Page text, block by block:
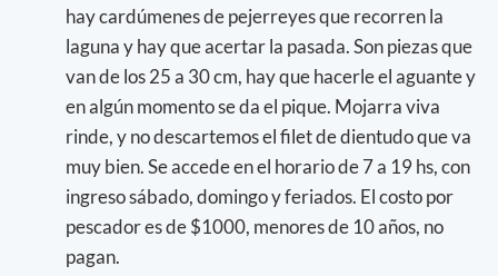
hay cardúmenes de pejerreyes que recorren la
laguna y hay que acertar la pasada. Son piezas que
van de los 25 a 30 cm, hay que hacerle el aguante y
en algún momento se da el pique. Mojarra viva
rinde, y no descartemos el filet de dientudo que va
muy bien. Se accede en el horario de 7 a 19 hs, con
ingreso sábado, domingo y feriados. El costo por
pescador es de $1000, menores de 10 años, no
pagan.